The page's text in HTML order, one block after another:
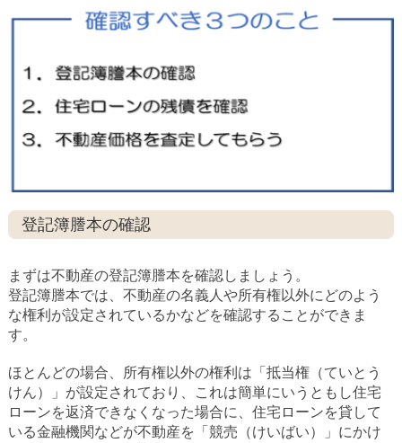
登記簿謄本の確認
まずは不動産の登記簿謄本を確認しましょう。
登記簿謄本では、不動産の名義人や所有権以外にどのよう
な権利が設定されているかなどを確認することができま
す。
ほとんどの場合、所有権以外の権利は「抵当権（ていとう
けん）」が設定されており、これは簡単にいうともし住宅
ローンを返済できなくなった場合に、住宅ローンを貸して
いる金融機関などが不動産を「競売（けいばい）」にかけ